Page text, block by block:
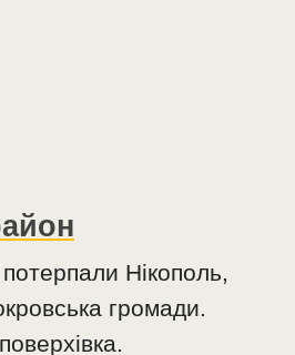
Нікополь,
громади.